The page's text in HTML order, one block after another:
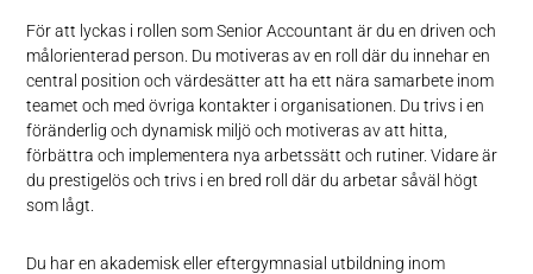
För att lyckas i rollen som Senior Accountant är du en driven och
målorienterad person. Du motiveras av en roll där du innehar en
central position och värdesätter att ha ett nära samarbete inom
teamet och med övriga kontakter i organisationen. Du trivs i en
föränderlig och dynamisk miljö och motiveras av att hitta,
förbättra och implementera nya arbetssätt och rutiner. Vidare är
du prestigelös och trivs i en bred roll där du arbetar såväl högt
som lågt.
Du har en akademisk eller eftergymnasial utbildning inom